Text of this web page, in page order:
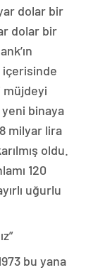
dolar bir
dolar bir
içerisinde
müjdeyi
binaya
milyar lira
oldu.
120
uğurlu
bu yana